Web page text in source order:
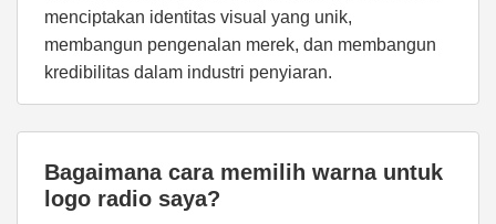
menciptakan identitas visual yang unik,
membangun pengenalan merek, dan membangun
kredibilitas dalam industri penyiaran.
Bagaimana cara memilih warna untuk
logo radio saya?